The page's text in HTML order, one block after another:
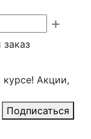
Акции,
Подписаться